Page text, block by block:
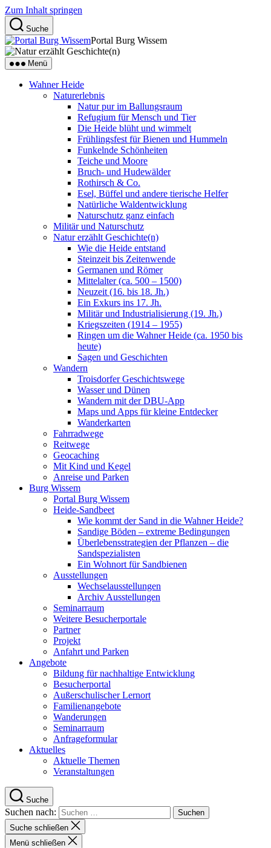
Zum Inhalt springen
Suche
Portal Burg Wissem
Menü
Wahner Heide
Naturerlebnis
Natur pur im Ballungsraum
Refugium für Mensch und Tier
Die Heide blüht und wimmelt
Frühlingsfest für Bienen und Hummeln
Funkelnde Schönheiten
Teiche und Moore
Bruch- und Hudewälder
Rothirsch & Co.
Esel, Büffel und andere tierische Helfer
Natürliche Waldentwicklung
Naturschutz ganz einfach
Militär und Naturschutz
Natur erzählt Geschichte(n)
Wie die Heide entstand
Steinzeit bis Zeitenwende
Germanen und Römer
Mittelalter (ca. 500 – 1500)
Neuzeit (16. bis 18. Jh.)
Ein Exkurs ins 17. Jh.
Militär und Industrialisierung (19. Jh.)
Kriegszeiten (1914 – 1955)
Ringen um die Wahner Heide (ca. 1950 bis
heute)
Sagen und Geschichten
Wandern
Troisdorfer Geschichtswege
Wasser und Dünen
Wandern mit der DBU-App
Maps und Apps für kleine Entdecker
Wanderkarten
Fahrradwege
Reitwege
Geocaching
Mit Kind und Kegel
Anreise und Parken
Burg Wissem
Portal Burg Wissem
Heide-Sandbeet
Wie kommt der Sand in die Wahner Heide?
Sandige Böden – extreme Bedingungen
Überlebensstrategien der Pflanzen – die
Sandspezialisten
Ein Wohnort für Sandbienen
Ausstellungen
Wechselausstellungen
Archiv Ausstellungen
Seminarraum
Weitere Besucherportale
Partner
Projekt
Anfahrt und Parken
Angebote
Bildung für nachhaltige Entwicklung
Besucherportal
Außerschulischer Lernort
Familienangebote
Wanderungen
Seminarraum
Anfrageformular
Aktuelles
Aktuelle Themen
Veranstaltungen
Suche
Suchen nach:
Suche schließen
Menü schließen